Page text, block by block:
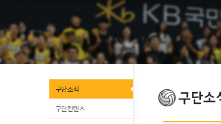
구단소식
구단컨텐츠